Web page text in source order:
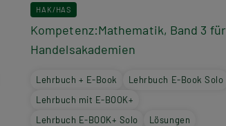
HAK/HAS
Kompetenz:Mathematik, Band 3 für
Handelsakademien
Lehrbuch + E-Book
Lehrbuch E-Book Solo
Lehrbuch mit E-BOOK+
Lehrbuch E-BOOK+ Solo
Lösungen